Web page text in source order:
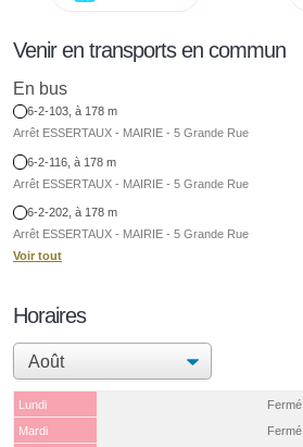
Venir en transports en commun
En bus
6-2-103, à 178 m
Arrêt ESSERTAUX - MAIRIE - 5 Grande Rue
6-2-116, à 178 m
Arrêt ESSERTAUX - MAIRIE - 5 Grande Rue
6-2-202, à 178 m
Arrêt ESSERTAUX - MAIRIE - 5 Grande Rue
Voir tout
Horaires
Lundi
Fermé
Mardi
Fermé